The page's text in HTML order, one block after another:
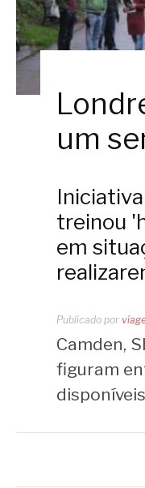
um
treinou
em
Publicado por
Camden,
figuram
disponíveis